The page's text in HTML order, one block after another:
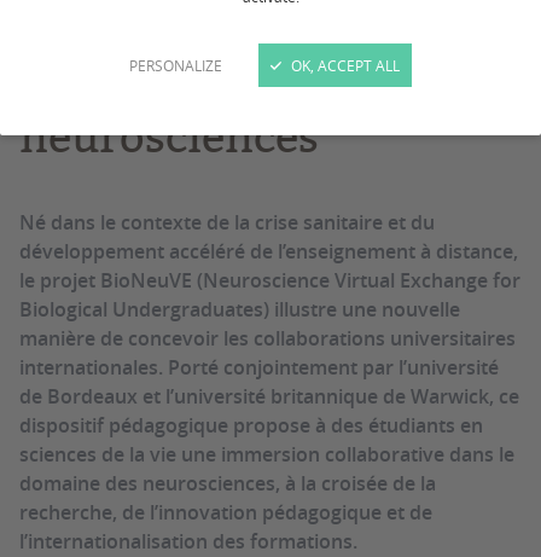
PERSONALIZE OK, ACCEPT ALL
connectent leurs
étudiants en
neurosciences
Né dans le contexte de la crise sanitaire et du
développement accéléré de l’enseignement à distance,
le projet BioNeuVE (Neuroscience Virtual Exchange for
Biological Undergraduates) illustre une nouvelle
manière de concevoir les collaborations universitaires
internationales. Porté conjointement par l’université
de Bordeaux et l’université britannique de Warwick, ce
dispositif pédagogique propose à des étudiants en
sciences de la vie une immersion collaborative dans le
domaine des neurosciences, à la croisée de la
recherche, de l’innovation pédagogique et de
l’internationalisation des formations.